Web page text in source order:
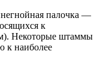
палочка —
к
Некоторые штаммы
к наиболее